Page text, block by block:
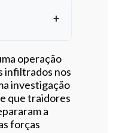
operação
infiltrados nos
investigação
que traidores
a
forças